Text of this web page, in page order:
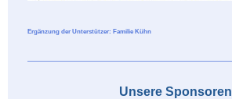
Ergänzung der Unterstützer: Familie Kühn
Unsere Sponsoren